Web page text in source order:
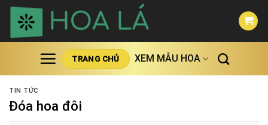
Skip
content
TRANG CHỦ XEM MẪU HOA
TIN TỨC
Đóa hoa đôi